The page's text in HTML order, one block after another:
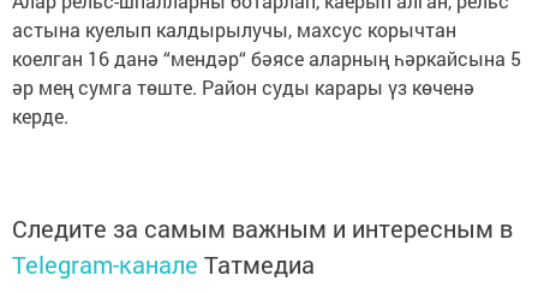
астына куелып калдырылучы, махсус корычтан
коелган 16 данә “мендәр“ бәясе аларның һәркайсына 5
әр мең сумга төште. Район суды карары үз көченә
керде.
Следите за самым важным и интересным в
Telegram-канале Татмедиа